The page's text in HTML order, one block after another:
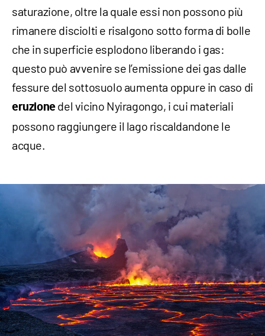
saturazione, oltre la quale essi non possono più
rimanere disciolti e risalgono sotto forma di bolle
che in superficie esplodono liberando i gas:
questo può avvenire se l’emissione dei gas dalle
fessure del sottosuolo aumenta oppure in caso di
eruzionedel vicino Nyiragongo, i cui materiali
possono raggiungere il lago riscaldandone le
acque.